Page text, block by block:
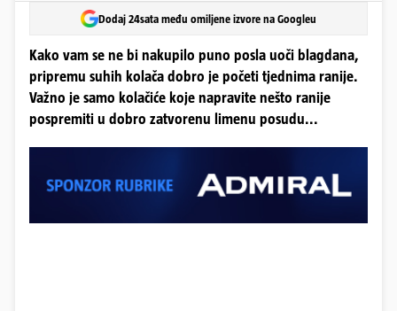
Dodaj 24sata među omiljene izvore na Googleu
Kako vam se ne bi nakupilo puno posla uoči blagdana,
pripremu suhih kolača dobro je početi tjednima ranije.
Važno je samo kolačiće koje napravite nešto ranije
pospremiti u dobro zatvorenu limenu posudu...